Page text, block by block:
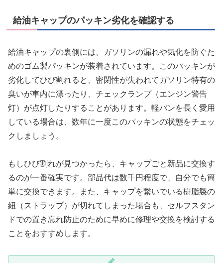
給油キャップのパッキン劣化を確認する
給油キャップの裏側には、ガソリンの漏れや気化を防ぐた
めのゴム製パッキンが装着されています。このパッキンが
劣化してひび割れると、密閉性が失われてガソリン特有の
臭いが車内に漂ったり、チェックランプ（エンジン警告
灯）が点灯したりすることがあります。軽バンを長く愛用
している場合は、数年に一度このパッキンの状態をチェッ
クしましょう。
もしひび割れが見つかったら、キャップごと新品に交換す
るのが一番確実です。部品代は数千円程度で、自分でも簡
単に交換できます。また、キャップを繋いでいる樹脂製の
紐（ストラップ）が切れてしまった場合も、セルフスタン
ドでの置き忘れ防止のために早めに修理や交換を検討する
ことをおすすめします。